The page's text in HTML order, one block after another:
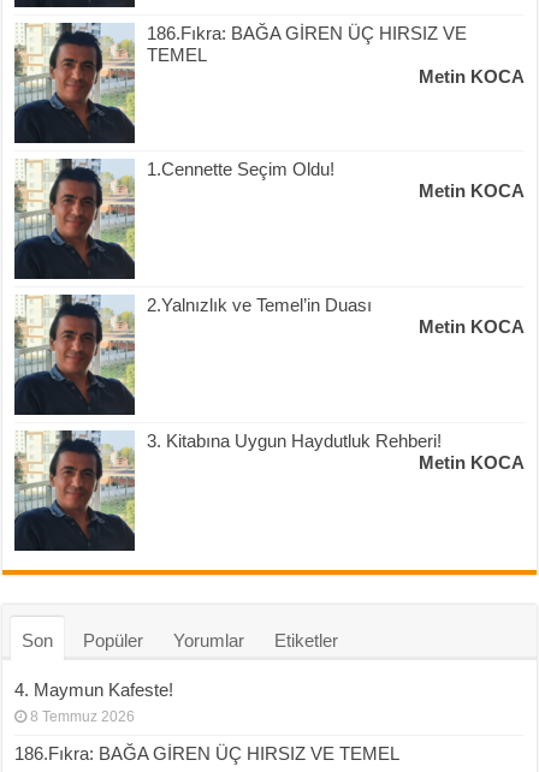
186.Fıkra: BAĞA GİREN ÜÇ HIRSIZ VE
TEMEL
Metin KOCA
1.Cennette Seçim Oldu!
Metin KOCA
2.Yalnızlık ve Temel’in Duası
Metin KOCA
3. Kitabına Uygun Haydutluk Rehberi!
Metin KOCA
Son Popüler Yorumlar Etiketler
4. Maymun Kafeste!
8 Temmuz 2026
186.Fıkra: BAĞA GİREN ÜÇ HIRSIZ VE TEMEL